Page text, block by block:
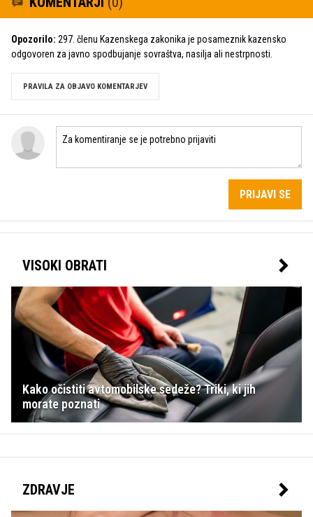
Opozorilo: 297. členu Kazenskega zakonika je posameznik kazensko
odgovoren za javno spodbujanje sovraštva, nasilja ali nestrpnosti.
PRAVILA ZA OBJAVO KOMENTARJEV
PRIJAVI SE
VISOKI OBRATI
Kako očistiti avtomobilske sedeže? Triki, ki jih
morate poznati
ZDRAVJE